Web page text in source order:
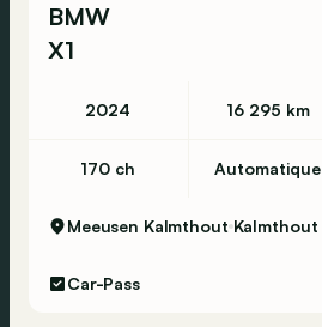
BMW
X1
2024 16 295 km
170 ch Automatique
Meeusen Kalmthout Kalmthout
Car-Pass